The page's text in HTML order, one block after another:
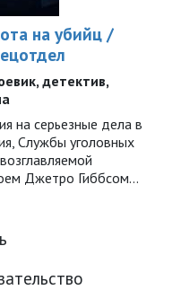
на убийц /
детектив,
на серьезные дела в
Службы уголовных
Джетро Гиббсом…